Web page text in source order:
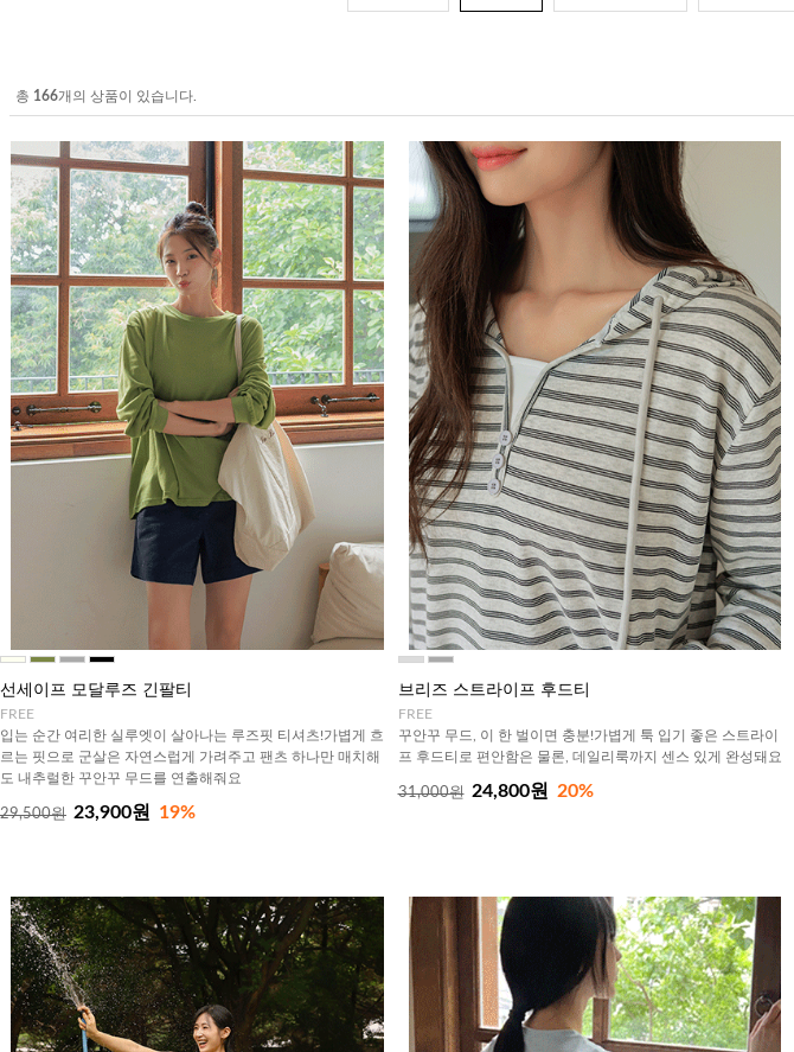
총 166개의 상품이 있습니다.
선세이프 모달루즈 긴팔티
FREE
입는 순간 여리한 실루엣이 살아나는 루즈핏 티셔츠!가볍게 흐
르는 핏으로 군살은 자연스럽게 가려주고 팬츠 하나만 매치해
도 내추럴한 꾸안꾸 무드를 연출해줘요
29,500원 23,900원 19%
브리즈 스트라이프 후드티
FREE
꾸안꾸 무드, 이 한 벌이면 충분!가볍게 툭 입기 좋은 스트라이
프 후드티로 편안함은 물론, 데일리룩까지 센스 있게 완성돼요
31,000원 24,800원 20%